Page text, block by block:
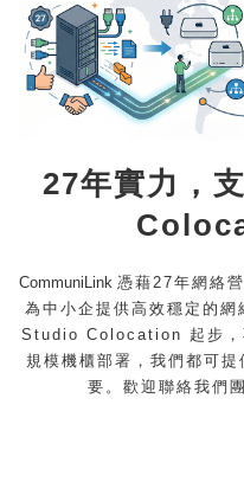
27年實力，
CommuniLink 憑藉27年網絡
為中小企提供高效穩定的
Studio Colocation 起步，
規模機櫃部署，我們都可
要。歡迎聯絡我們